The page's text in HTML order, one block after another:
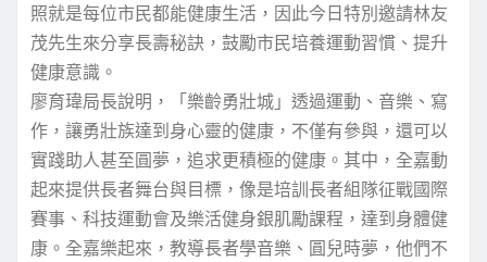
照就是每位市民都能健康生活，因此今日特別邀請林友
茂先生來分享長壽秘訣，鼓勵市民培養運動習慣、提升
健康意識。
廖育瑋局長說明，「樂齡勇壯城」透過運動、音樂、寫
作，讓勇壯族達到身心靈的健康，不僅有參與，還可以
實踐助人甚至圓夢，追求更積極的健康。其中，全嘉動
起來提供長者舞台與目標，像是培訓長者組隊征戰國際
賽事、科技運動會及樂活健身銀肌勵課程，達到身體健
康。全嘉樂起來，教導長者學音樂、圓兒時夢，他們不